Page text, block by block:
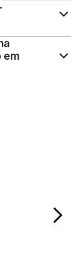
em